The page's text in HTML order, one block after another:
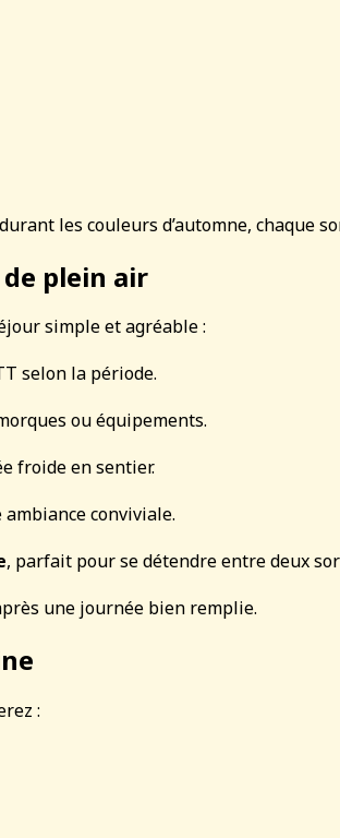
les couleurs d’automne,
plein air
simple et agréable :
selon la période.
ou équipements.
froide en sentier.
conviviale.
, parfait pour se détendre entre deux
une journée bien remplie.
: